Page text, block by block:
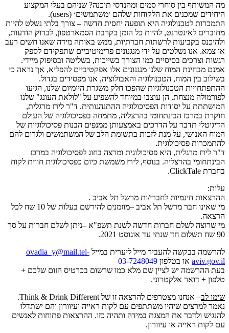
מה המשותף בין סוחרי סמים ומהנדסי תוכנה? שניהם בעלי המקצוע
היחידים שמכנים את הלקוחות שלהם ׳משתמשים׳ (users).
התמכרות לטכנולוגיה היא תופעה יחסית חדשה – צורך בלתי נשלט להיות
מחוברים לאינטרנט, להיות כל הזמן בקרבת הסמארטפון, לבדוק הודעות,
ולהיכנס בקביעות לרשתות חברתיות, ממש באותה מידה שאנו חשים רעב
או צמא. אנו נשלטים על ידי מנגנונים פרימיטיביים שתפקידם לספק
רגשות וצרכים בסיסיים כמו הצורך בשייכות, בשליטה ובסיפוק מיידי.
אמנם מבחינת המוח שלנו מנגנונים אלו אפקטיביים להפליא, אך נראה כי
בשילוב בין המוח, הטכנולוגיה והאבולוציה, אנו מפסידים בגדול.
ההתפתחויות הטכנולוגיות שהפכו חלק משגרת היומיום שלנו, הגיעו
לפורמולה מנצחת. הן עוצבו במיוחד להשפיע על "לולאת העונג" שלנו
המושתתת על יסודות הפסיכולוגיה ההתנהגותית. ד"ר לירז מרגלית,
חוקרת במרכז הבינתחומי בהרצליה, מתמחה בפסיכולוגיה של העולם
הדיגיטלי תדבר על הדרכים באמצעותן ממנפים הבנות פסיכולוגיות של
המוח האנושי, על מנת לזכות בתשומת הלב של המשתמשים ולגרום להם
להתמכרות פסיכולוגית.
ד"ר לירז מרגלית, היא פסיכולוגית ומרצה בחוג לפסיכולוגיה במרכז
הבינתחומי בהרצליה. בנוסף, לירז משמשת כיום כפסיכולוגית חווית לקוח
בחברת ClickTale.
עלות:
ההרצאות חינמיות לחברי/ות מרשל תל אביב .
מי שאינו חבר מרשל תל אביב –מוזמנים להירשם בעלות של 10 שח לכל
הרצאה.
מי שרוצה לשלם חברות חדשה לשנת תשפ"א –ניתן לשלם חברות על סך
90 שח תשלום חד שנתי עד אוגוסט 2021.
להרשמה בבקשה להעביר מייל ליערית במייל ovadia_y@mail.tel-
aviv.gov.il או בטלפון 03-7248049
בעת ההרשמה יש לציין שם מלא כמו שרשום בכרטיס הזום שלכם +
טלפון + דואר אלקטרוני.
שימו לב
– אנחנו מצטרפים להרצאה זו של Think & Drink Different.
נאמר למרצים שיהיו משתתפים עם לקות ראייה ועיוורון והם ישתדלו
להנגיש ולדבר את המצגת במידה ותהיה כזו. ההרצאות פתוחות לאנשים
עם לקות ראייה או עיוורון.